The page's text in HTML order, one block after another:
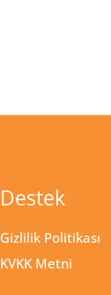
Destek
Gizlilik Politikası
KVKK Metni